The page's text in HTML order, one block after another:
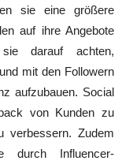
sie eine größere
auf ihre Angebote
darauf achten,
mit den Followern
aufzubauen. Social
von Kunden zu
verbessern. Zudem
durch Influencer-